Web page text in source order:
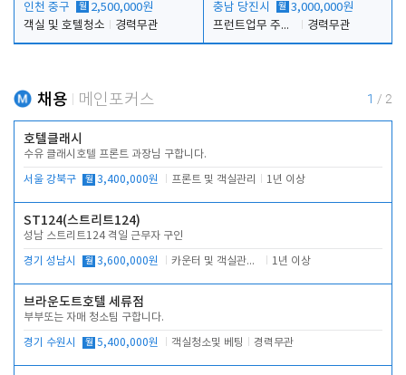
인천 중구 월 2,500,000원
객실 및 호텔청소
경력무관
충남 당진시 월 3,000,000원
프런트업무 주간, 야간
경력무관
채용 메인포커스 1 / 2
호텔클래시
수유 클래시호텔 프론트 과장님 구합니다.
서울 강북구 월 3,400,000원 프론트 및 객실관리 1년 이상
ST124(스트리트124)
성남 스트리트124 격일 근무자 구인
경기 성남시 월 3,600,000원 카운터 및 객실관리 전반 1년 이상
브라운도트호텔 세류점
부부또는 자매 청소팀 구합니다.
경기 수원시 월 5,400,000원 객실청소및 베팅 경력무관